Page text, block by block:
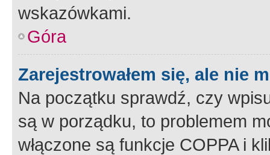
wskazówkami.
Góra
Zarejestrowałem się, ale nie
Na początku sprawdź, czy
są w porządku, to problemem
włączone są funkcje COPPA i